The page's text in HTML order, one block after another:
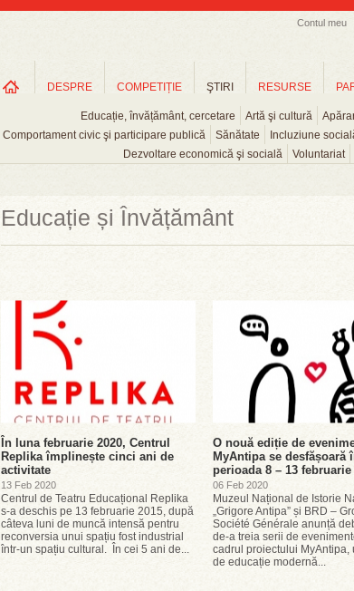
Contul meu
DESPRE COMPETIȚIE ŞTIRI
Educație, învățământ, cercetare Artă şi cultură
Comportament civic şi participare publică
Sănătate Incluziune
Dezvoltare economică şi socială
Voluntariat
RESURSE
Educație și Învățământ
În luna februarie 2020, Centrul
Replika împlinește cinci ani de
activitate
13 Feb 2020
Centrul de Teatru Educațional Replika
s-a deschis pe 13 februarie 2015, după
câteva luni de muncă intensă pentru
reconversia unui spațiu fost industrial
într-un spațiu cultural. În cei 5 ani de...
O nouă ediție de
MyAntipa se desfășoară
perioada 8 – 13 februarie
06 Feb 2020
Muzeul Național de Istorie
„Grigore Antipa” și BRD –
Société Générale anunță
de-a treia serii de
cadrul proiectului MyAntipa,
de educație modernă...